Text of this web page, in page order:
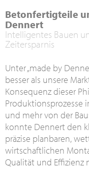
Betonfertigteile
Dennert
Intelligentes Bauen
Zeitersparnis
Unter „made by
besser als unsere
Konsequenz dieser
Produktionsprozesse
und mehr von der
konnte Dennert den
präzise planbaren,
wirtschaftlichen
Qualität und Effizienz